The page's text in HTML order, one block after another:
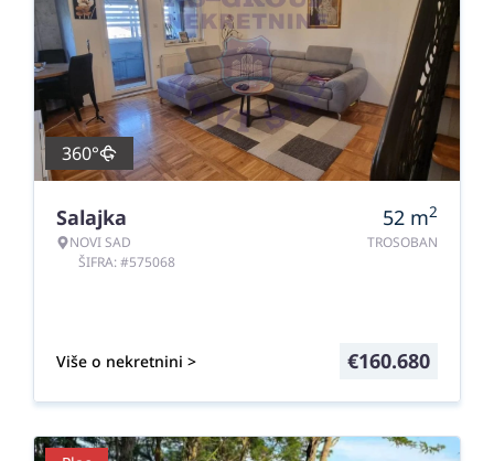
360°
Salajka
NOVI SAD
ŠIFRA: #575068
52 m2
TROSOBAN
Više o nekretnini > €160.680